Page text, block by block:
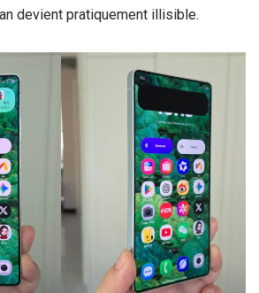
devient pratiquement illisible.